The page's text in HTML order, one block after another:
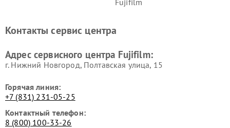
Контакты сервис центра
Адрес сервисного центра Fujifilm:
г. Нижний Новгород, Полтавская улица, 15
Горячая линия:
+7 (831) 231-05-25
Контактный телефон:
8 (800) 100-33-26